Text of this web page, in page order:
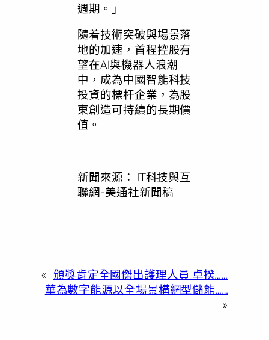
週期。 」
隨着技術突破與場景落
地的加速，首程控股有
望在AI與機器人浪潮
中，成為中國智能科技
投資的標杆企業，為股
東創造可持續的長期價
值。
新聞來源： IT科技與互
聯網-美通社新聞稿
« 頒獎肯定全國傑出護理人員 卓揆……
華為數字能源以全場景構網型儲能……
»